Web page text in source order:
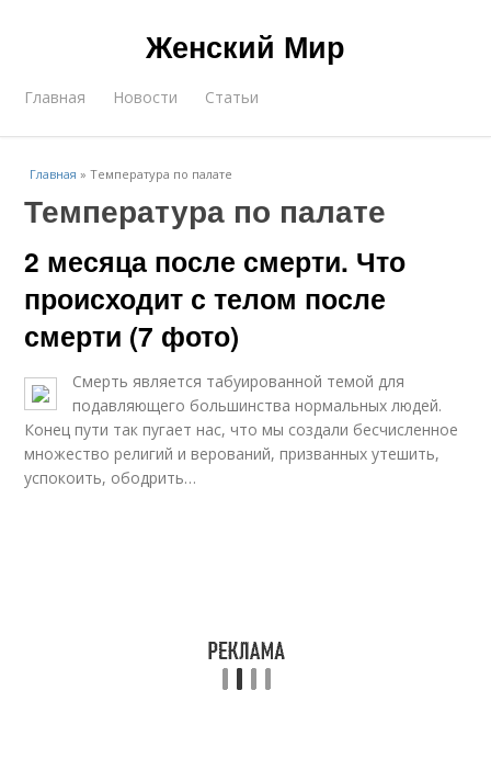
Женский Мир
Главная Новости Статьи
Главная »Температура по палате
Температура по палате
2 месяца после смерти. Что
происходит с телом после
смерти (7 фото)
Смерть является табуированной темой для
подавляющего большинства нормальных людей.
Конец пути так пугает нас, что мы создали бесчисленное
множество религий и верований, призванных утешить,
успокоить, ободрить…